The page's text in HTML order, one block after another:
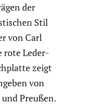
der
Stil
von Carl
rote Leder­
zeigt
von
Preußen.